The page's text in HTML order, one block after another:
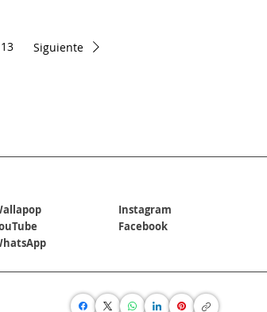
13 Siguiente
Instagram
Facebook